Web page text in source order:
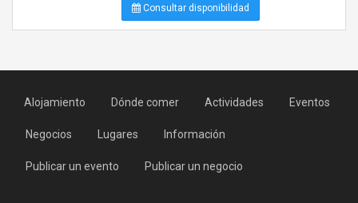
Consultar disponibilidad
Alojamiento Dónde comer Actividades Eventos
Negocios Lugares Información
Publicar un evento Publicar un negocio